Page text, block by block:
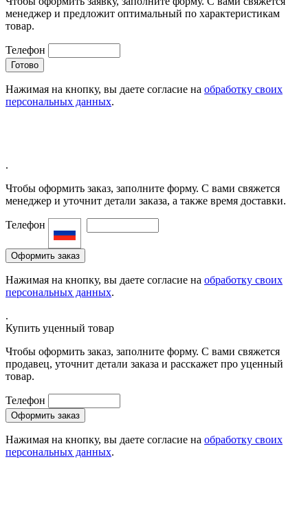
менеджер и предложит оптимальный по характеристикам
товар.
Телефон
Нажимая на кнопку, вы даете согласие на обработку своих
персональных данных.
.
Чтобы оформить заказ, заполните форму. С вами свяжется
менеджер и уточнит детали заказа, а также время доставки.
Телефон
Нажимая на кнопку, вы даете согласие на обработку своих
персональных данных.
.
Купить уценный товар
Чтобы оформить заказ, заполните форму. С вами свяжется
продавец, уточнит детали заказа и расскажет про уценный
товар.
Телефон
Нажимая на кнопку, вы даете согласие на обработку своих
персональных данных.